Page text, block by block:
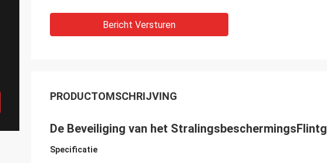
Bericht Versturen
PRODUCTOMSCHRIJVING
De Beveiliging van het
Specificatie